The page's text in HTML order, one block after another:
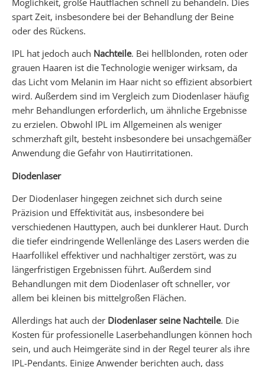
spart Zeit, insbesondere bei der Behandlung der Beine
oder des Rückens.
IPL hat jedoch auch Nachteile. Bei hellblonden, roten oder
grauen Haaren ist die Technologie weniger wirksam, da
das Licht vom Melanin im Haar nicht so effizient absorbiert
wird. Außerdem sind im Vergleich zum Diodenlaser häufig
mehr Behandlungen erforderlich, um ähnliche Ergebnisse
zu erzielen. Obwohl IPL im Allgemeinen als weniger
schmerzhaft gilt, besteht insbesondere bei unsachgemäßer
Anwendung die Gefahr von Hautirritationen.
Diodenlaser
Der Diodenlaser hingegen zeichnet sich durch seine
Präzision und Effektivität aus, insbesondere bei
verschiedenen Hauttypen, auch bei dunklerer Haut. Durch
die tiefer eindringende Wellenlänge des Lasers werden die
Haarfollikel effektiver und nachhaltiger zerstört, was zu
längerfristigen Ergebnissen führt. Außerdem sind
Behandlungen mit dem Diodenlaser oft schneller, vor
allem bei kleinen bis mittelgroßen Flächen.
Allerdings hat auch der Diodenlaser seine Nachteile. Die
Kosten für professionelle Laserbehandlungen können hoch
sein, und auch Heimgeräte sind in der Regel teurer als ihre
IPL-Pendants. Einige Anwender berichten auch, dass